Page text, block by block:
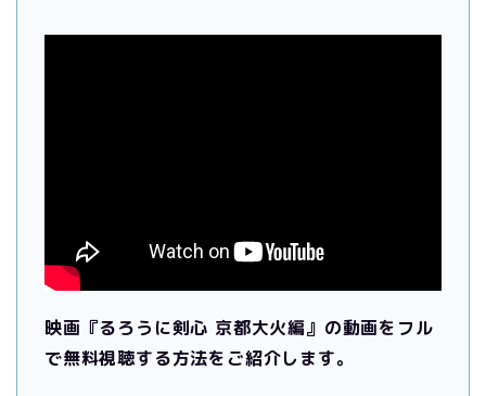
映画『るろうに剣心 京都大火編』の動画をフル
で無料視聴する方法をご紹介します。